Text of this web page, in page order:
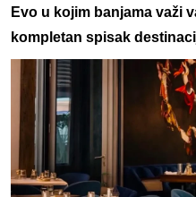
Evo u kojim banjama važi
kompletan spisak